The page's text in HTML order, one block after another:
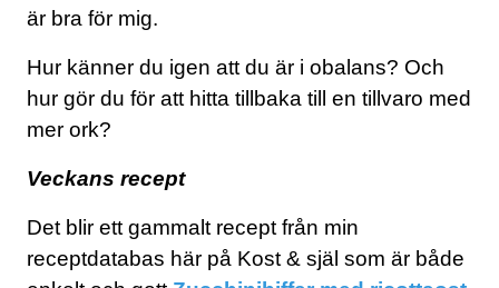
är bra för mig.
Hur känner du igen att du är i obalans? Och
hur gör du för att hitta tillbaka till en tillvaro med
mer ork?
Veckans recept
Det blir ett gammalt recept från min
receptdatabas här på Kost & själ som är både